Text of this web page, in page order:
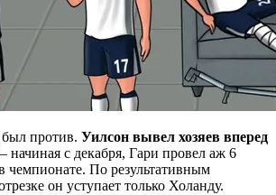
против. Уилсон вывел хозяев вперед
– начиная с декабря, Гари провел аж 6
чемпионате. По результативным
он уступает только Холанду.